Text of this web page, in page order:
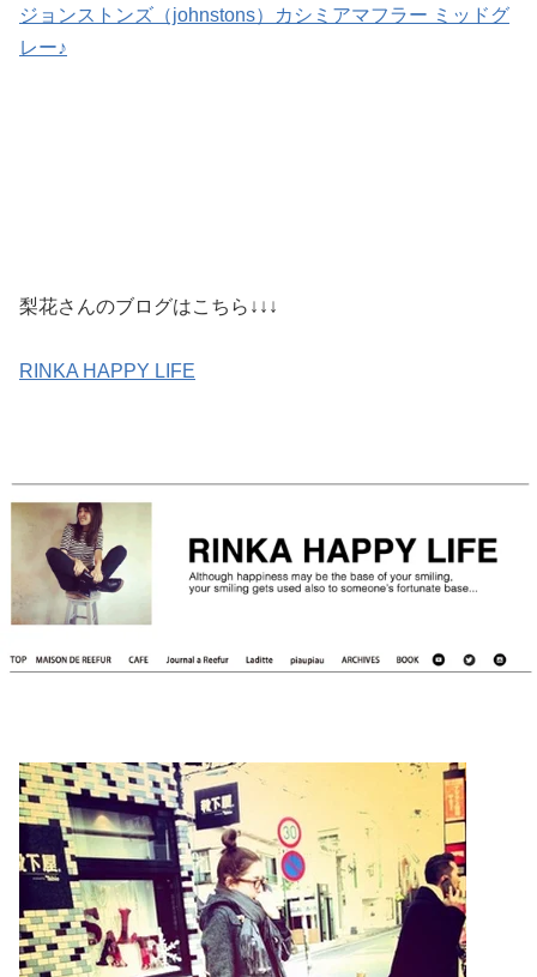
ジョンストンズ（johnstons）カシミアマフラー ミッドグ
レー♪
梨花さんのブログはこちら↓↓↓
RINKA HAPPY LIFE